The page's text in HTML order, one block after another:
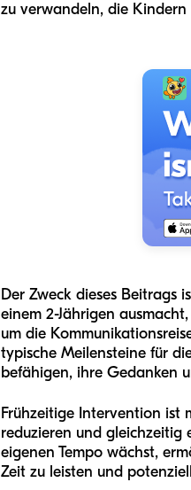
zu verwandeln, die
Der Zweck dieses Beitrags
einem 2-Jährigen
um die
typische Meilensteine für
befähigen, ihre Gedanken
Frühzeitige Intervention ist
reduzieren und gleichzeitig
eigenen Tempo wächst,
Zeit zu leisten und